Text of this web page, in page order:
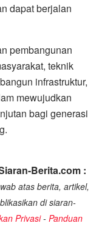
dapat berjalan
pembangunan
teknik
infrastruktur,
mewujudkan
bagi generasi
Berita.com :
atas berita, artikel,
di siaran-
Privasi- Panduan